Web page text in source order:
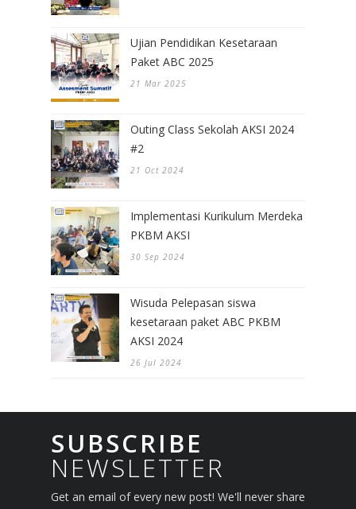
Ujian Pendidikan Kesetaraan
Paket ABC 2025
21 Mar 2025
Outing Class Sekolah AKSI 2024
#2
21 Oct 2024
Implementasi Kurikulum Merdeka
PKBM AKSI
30 Sep 2024
Wisuda Pelepasan siswa
kesetaraan paket ABC PKBM
AKSI 2024
26 Jul 2024
SUBSCRIBE
NEWSLETTER
Get an email of every new post! We'll never share